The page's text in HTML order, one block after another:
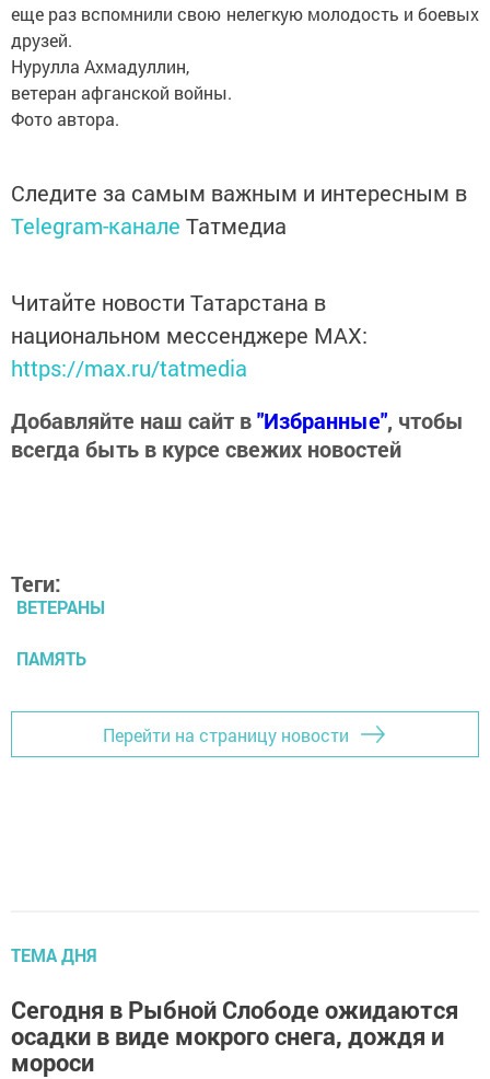
еще раз вспомнили свою нелегкую молодость и боевых
друзей.
Нурулла Ахмадуллин,
ветеран афганской войны.
Фото автора.
Следите за самым важным и интересным в
Telegram-канале Татмедиа
Читайте новости Татарстана в
национальном мессенджере MАХ:
https://max.ru/tatmedia
Добавляйте наш сайт в"Избранные", чтобы
всегда быть в курсе свежих новостей
Теги:
ВЕТЕРАНЫ
ПАМЯТЬ
Перейти на страницу новости
ТЕМА ДНЯ
Сегодня в Рыбной Слободе ожидаются
осадки в виде мокрого снега, дождя и
мороси